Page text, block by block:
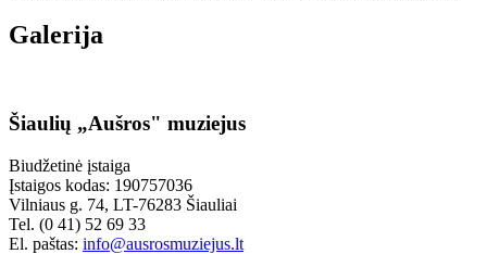
Galerija
Šiaulių „Aušros" muziejus
Biudžetinė įstaiga
Įstaigos kodas: 190757036
Vilniaus g. 74, LT-76283 Šiauliai
Tel. (0 41) 52 69 33
El. paštas: info@ausrosmuziejus.lt